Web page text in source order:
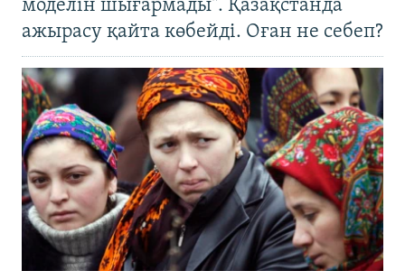
моделін шығармады". Қазақстанда
ажырасу қайта көбейді. Оған не себеп?